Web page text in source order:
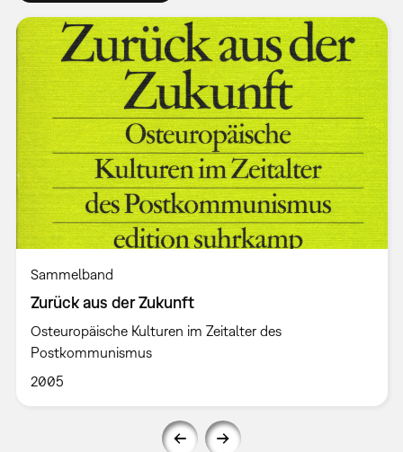
Sammelband
Zurück aus der Zukunft
Osteuropäische Kulturen im Zeitalter des
Postkommunismus
2005